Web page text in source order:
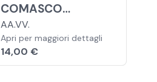
COMASCO
IRREGOLARE
AA.VV.
Apri per maggiori dettagli
14,00 €